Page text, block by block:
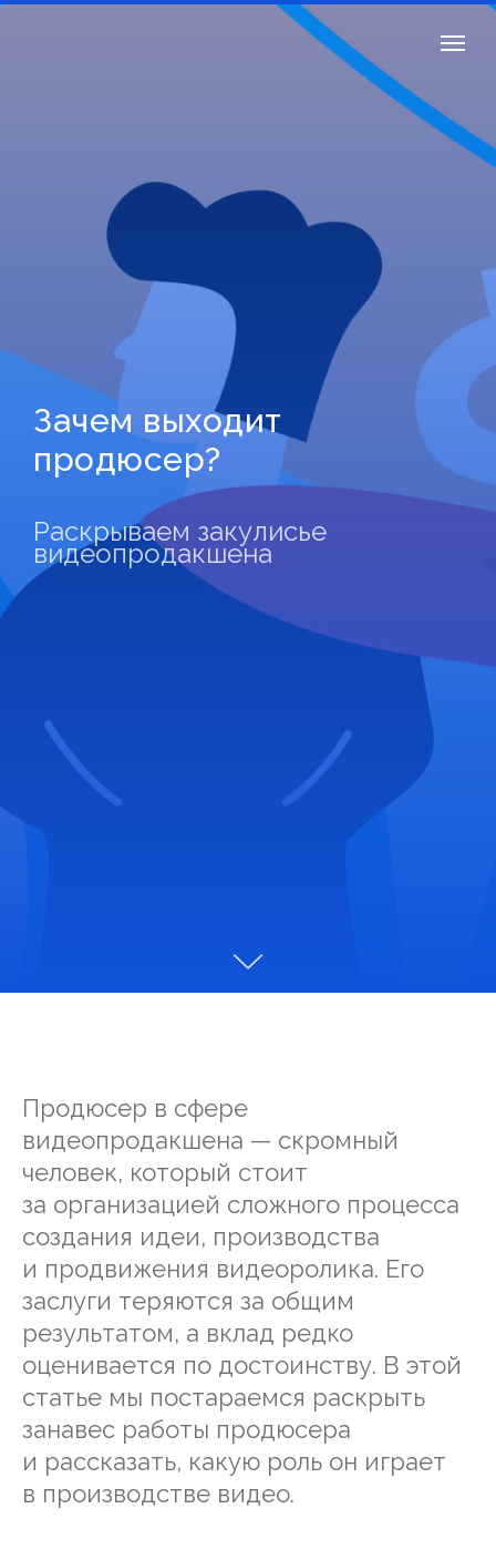
Зачем выходит
продюсер?
Раскрываем закулисье
видеопродакшена
Продюсер в сфере
видеопродакшена — скромный
человек, который стоит
за организацией сложного процесса
создания идеи, производства
и продвижения видеоролика. Его
заслуги теряются за общим
результатом, а вклад редко
оценивается по достоинству. В этой
статье мы постараемся раскрыть
занавес работы продюсера
и рассказать, какую роль он играет
в производстве видео.